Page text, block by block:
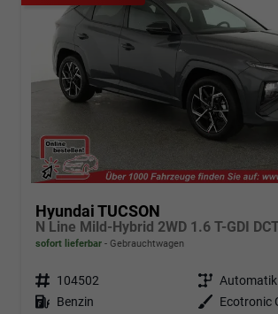
Hyundai TUCSON
sofort lieferbar Gebrauchtwagen
Fahrzeugnr. 104502 Getriebe Automatik
Kraftstoff Benzin Außenfarbe